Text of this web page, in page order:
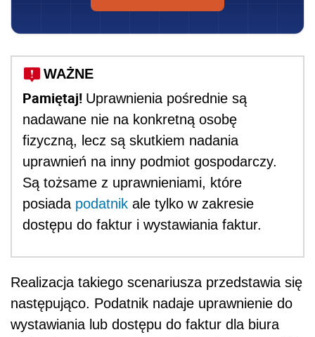
WAŻNE
Pamiętaj! Uprawnienia pośrednie są
nadawane nie na konkretną osobę
fizyczną, lecz są skutkiem nadania
uprawnień na inny podmiot gospodarczy.
Są tożsame z uprawnieniami, które
posiada podatnik ale tylko w zakresie
dostępu do faktur i wystawiania faktur.
Realizacja takiego scenariusza przedstawia się
następująco. Podatnik nadaje uprawnienie do
wystawiania lub dostępu do faktur dla biura